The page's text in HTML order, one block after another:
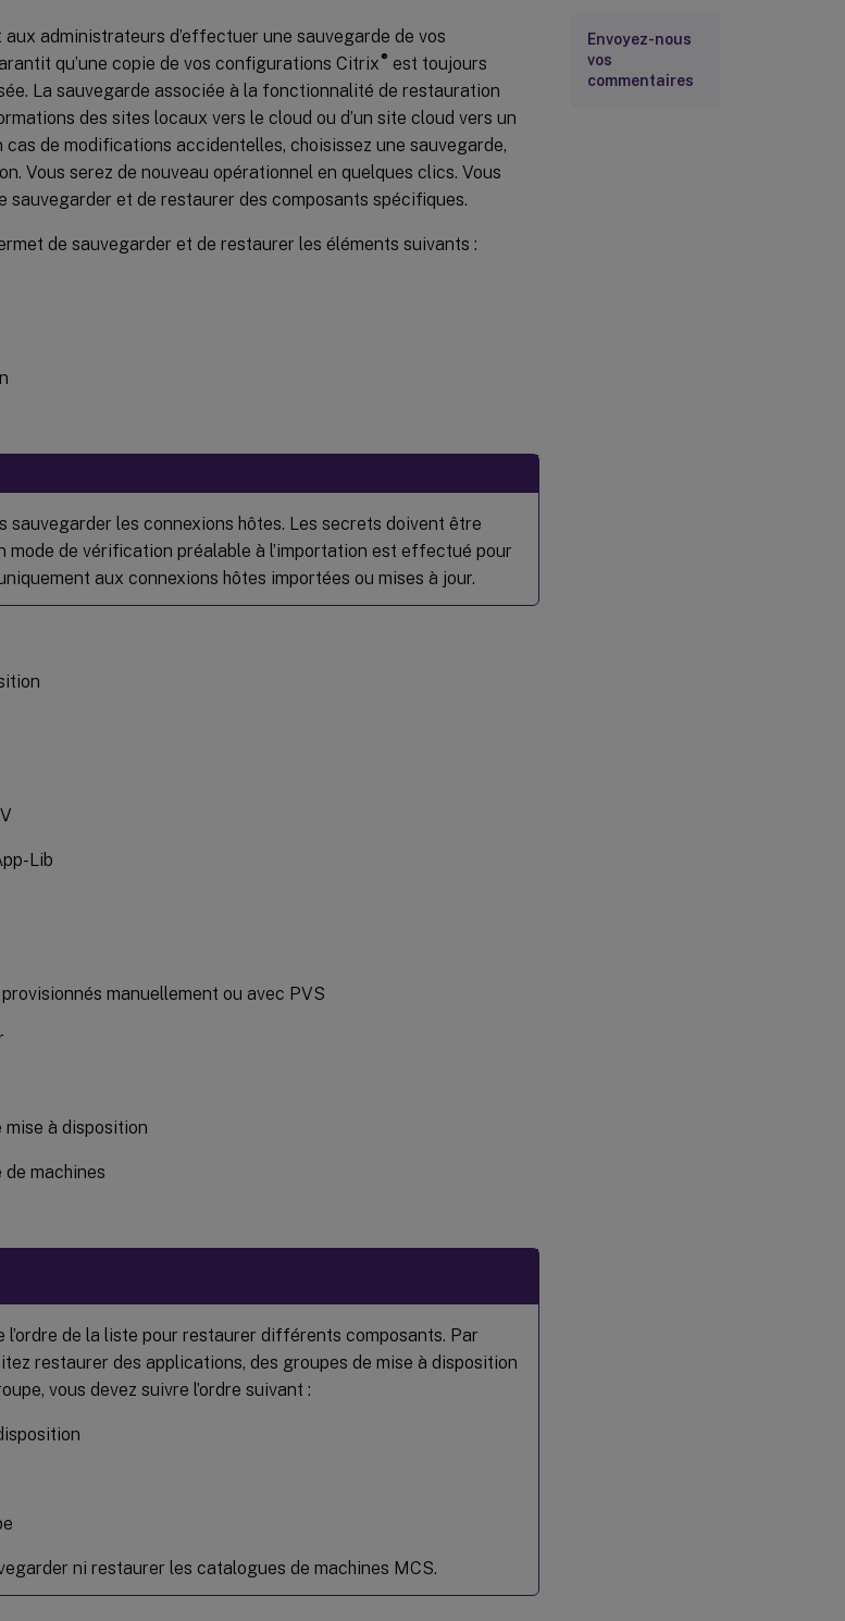
administrateurs d’effectuer une sauvegarde de vos
qu’une copie de vos configurations Citrix® est toujours
La sauvegarde associée à la fonctionnalité de restauration
des sites locaux vers le cloud ou d’un site cloud vers un
de modifications accidentelles, choisissez une sauvegarde,
Vous serez de nouveau opérationnel en quelques clics. Vous
sauvegarder et de restaurer des composants spécifiques.
de sauvegarder et de restaurer les éléments suivants :
sauvegarder les connexions hôtes. Les secrets doivent être
mode de vérification préalable à l’importation est effectué pour
aux connexions hôtes importées ou mises à jour.
Lib
manuellement ou avec PVS
mise à disposition
machines
l’ordre de la liste pour restaurer différents composants. Par
restaurer des applications, des groupes de mise à disposition
vous devez suivre l’ordre suivant :
ni restaurer les catalogues de machines MCS.
Envoyez-nous
vos
commentaires